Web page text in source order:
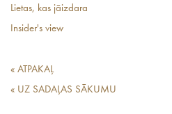
Lietas, kas jāizdara
Insider's view
« ATPAKAĻ
« UZ SADAĻAS SĀKUMU